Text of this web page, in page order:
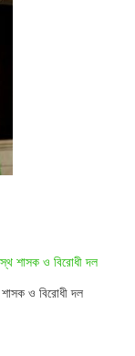
শাসক ও বিরোধী দল